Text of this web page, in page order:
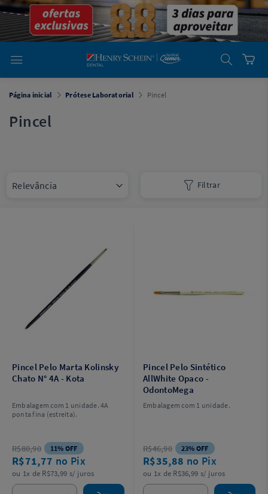
emDental
Cremer -
Henry Schein
Laboratório
Laboratório
emDental
Henry Schein
Você está
Odontológico
Página inicial Prótese Laboratorial Pincel
Pincel
Pincel Pelo Marta Kolinsky
Chato N° 4A - Kota
Embalagem com 1 unidade. 4A
ponta fina (estreita).
R$80,90 11% OFF
R$71,77 no Pix
ou 1x de R$73,99 s/ juros
Pincel Pelo Sintético
AllWhite Opaco -
OdontoMega
Embalagem com 1 unidade.
R$46,90 23% OFF
R$35,88 no Pix
ou 1x de R$36,99 s/ juros
Filtrar